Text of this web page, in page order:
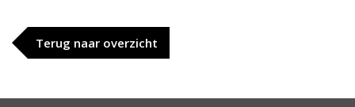
Terug naar overzicht